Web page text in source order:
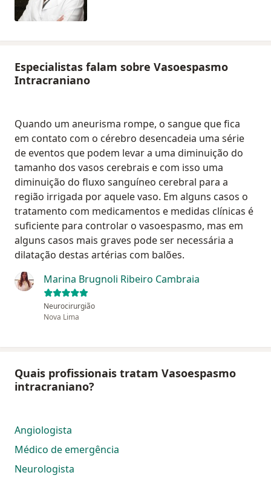
Especialistas falam sobre Vasoespasmo
Intracraniano
Quando um aneurisma rompe, o sangue que fica
em contato com o cérebro desencadeia uma série
de eventos que podem levar a uma diminuição do
tamanho dos vasos cerebrais e com isso uma
diminuição do fluxo sanguíneo cerebral para a
região irrigada por aquele vaso. Em alguns casos o
tratamento com medicamentos e medidas clínicas é
suficiente para controlar o vasoespasmo, mas em
alguns casos mais graves pode ser necessária a
dilatação destas artérias com balões.
Marina Brugnoli Ribeiro Cambraia
Neurocirurgião
Nova Lima
Quais profissionais tratam Vasoespasmo
intracraniano?
Angiologista
Médico de emergência
Neurologista